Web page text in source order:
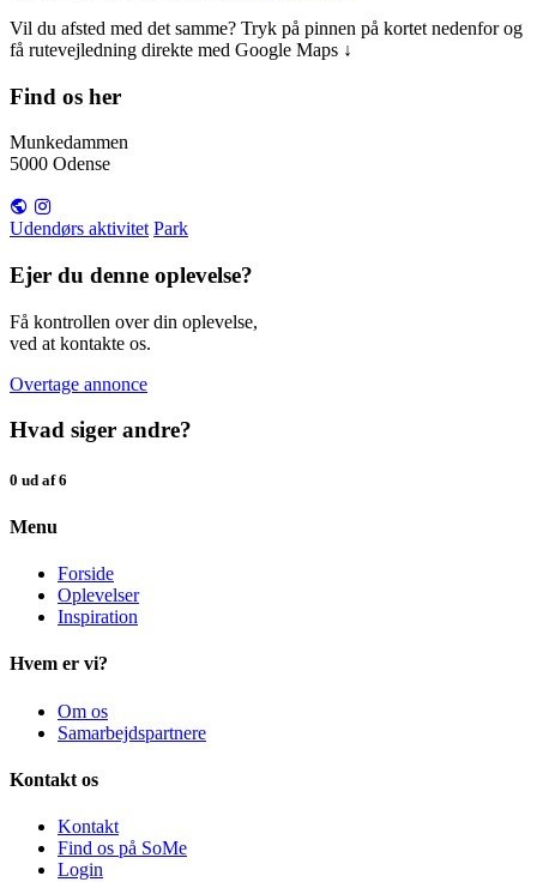
Vil du afsted med det samme? Tryk på pinnen på kortet nedenfor og
få rutevejledning direkte med Google Maps ↓
Find os her
Munkedammen
5000 Odense
Udendørs aktivitet Park
Ejer du denne oplevelse?
Få kontrollen over din oplevelse,
ved at kontakte os.
Overtage annonce
Hvad siger andre?
0 ud af 6
Menu
Forside
Oplevelser
Inspiration
Hvem er vi?
Om os
Samarbejdspartnere
Kontakt os
Kontakt
Find os på SoMe
Login